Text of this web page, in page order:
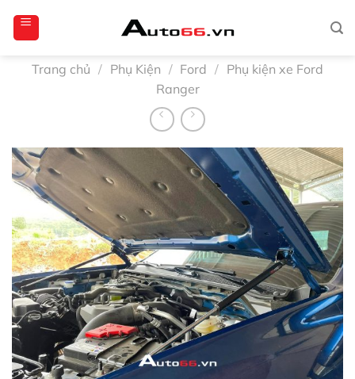
qua
Trang chủ / Phụ Kiện / Ford / Phụ kiện xe Ford
Ranger